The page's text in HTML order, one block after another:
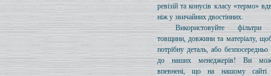
ревізій та конусів класу «термо»
ніж у звичайних двостінних.
Використовуйте фільтри
товщини, довжини та матеріалу, щоб
потрібну деталь, або безпосередньо
до наших менеджерів! Ви
впевнені, що на нашому сайті